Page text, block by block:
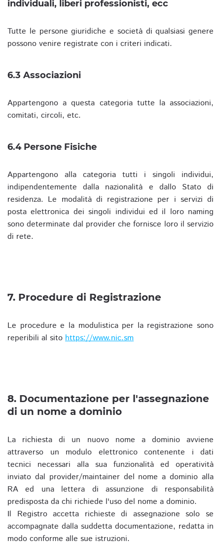
individuali, liberi professionisti, ecc
Tutte le persone giuridiche e società di qualsiasi genere
possono venire registrate con i criteri indicati.
6.3 Associazioni
Appartengono a questa categoria tutte la associazioni,
comitati, circoli, etc.
6.4 Persone Fisiche
Appartengono alla categoria tutti i singoli individui,
indipendentemente dalla nazionalità e dallo Stato di
residenza. Le modalità di registrazione per i servizi di
posta elettronica dei singoli individui ed il loro naming
sono determinate dal provider che fornisce loro il servizio
di rete.
7. Procedure di Registrazione
Le procedure e la modulistica per la registrazione sono
reperibili al sito https://www.nic.sm
8. Documentazione per l'assegnazione
di un nome a dominio
La richiesta di un nuovo nome a dominio avviene
attraverso un modulo elettronico contenente i dati
tecnici necessari alla sua funzionalità ed operatività
inviato dal provider/maintainer del nome a dominio alla
RA ed una lettera di assunzione di responsabilità
predisposta da chi richiede l'uso del nome a dominio.
Il Registro accetta richieste di assegnazione solo se
accompagnate dalla suddetta documentazione, redatta in
modo conforme alle sue istruzioni.